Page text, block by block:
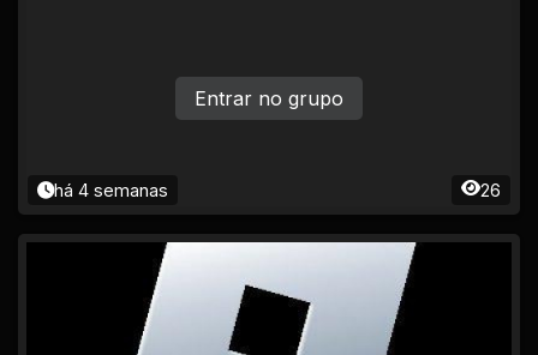
e. Problema? Chama um adm no privado. *Bons jog
os e aproveita a comunidade! 🕹️✨*
há 4 semanas 26
Entrar no grupo